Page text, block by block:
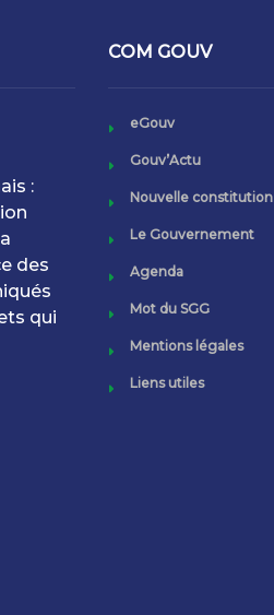
:
des
qui
COM GOUV
eGouv
Gouv’Actu
Nouvelle constitution
Le Gouvernement
Agenda
Mot du SGG
Mentions légales
Liens utiles